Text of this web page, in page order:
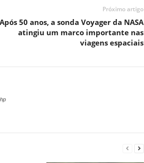
Próximo artigo
Após 50 anos, a sonda Voyager da NASA
atingiu um marco importante nas
viagens espaciais